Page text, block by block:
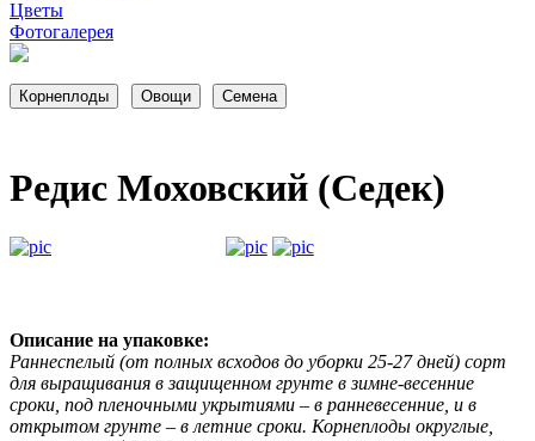
Цветы
Фотогалерея
Редис Моховский (Седек)
Описание на упаковке:
Раннеспелый (от полных всходов до уборки 25-27 дней) сорт
для выращивания в защищенном грунте в зимне-весенние
сроки, под пленочными укрытиями – в ранневесенние, и в
открытом грунте – в летние сроки. Корнеплоды округлые,